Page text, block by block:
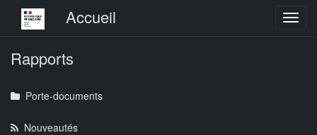
Menu principalAccueil
Rapports
Porte-documents
Nouveautés